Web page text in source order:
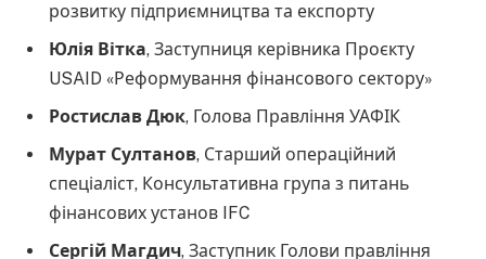
розвитку підприємництва та експорту
Юлія Вітка, Заступниця керівника Проєкту
USAID «Реформування фінансового сектору»
Ростислав Дюк, Голова Правління УАФІК
Мурат Султанов, Старший операційний
спеціаліст, Консультативна група з питань
фінансових установ IFC
Сергій Магдич, Заступник Голови правління